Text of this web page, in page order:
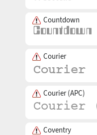
Countdown
Courier
Courier (APC)
Coventry